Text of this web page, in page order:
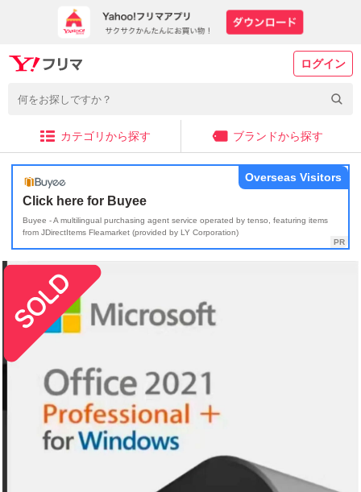
ログイン
カテゴリから探す ブランドから探す
Click here for Buyee
Buyee - A multilingual purchasing agent service operated by tenso, featuring items
from JDirectItems Fleamarket (provided by LY Corporation)
Overseas Visitors